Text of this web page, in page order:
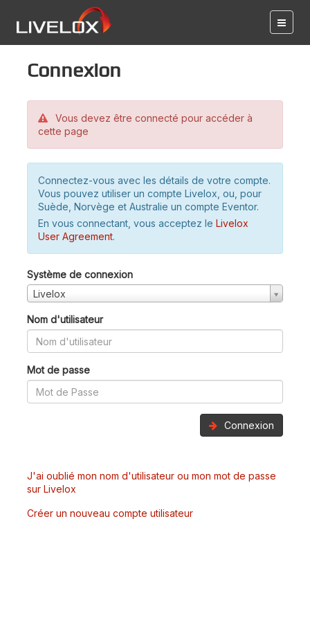
Connexion
Vous devez être connecté pour accéder à
cette page
Connectez-vous avec les détails de votre compte.
Vous pouvez utiliser un compte Livelox, ou, pour
Suède, Norvège et Australie un compte Eventor.
En vous connectant, vous acceptez le Livelox
User Agreement.
Système de connexion
Livelox
Nom d'utilisateur
Mot de passe
Connexion
J'ai oublié mon nom d'utilisateur ou mon mot de passe
sur Livelox
Créer un nouveau compte utilisateur